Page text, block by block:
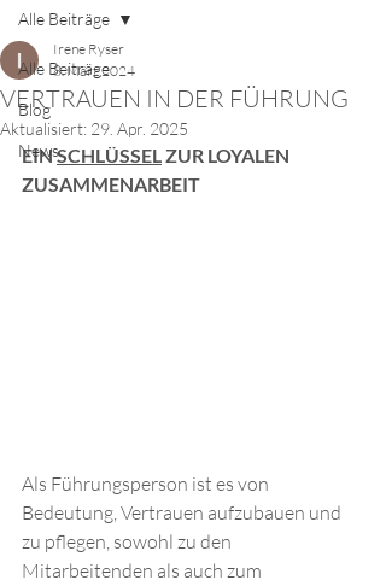
Alle Beiträge
Blog
News
Alle Beiträge
VERTRAUEN IN DER FÜHRUNG
Irene Ryser
8. März 2024
Aktualisiert: 29. Apr. 2025
EIN SCHLÜSSEL ZUR LOYALEN
ZUSAMMENARBEIT
Als Führungsperson ist es von
Bedeutung, Vertrauen aufzubauen und
zu pflegen, sowohl zu den
Mitarbeitenden als auch zum